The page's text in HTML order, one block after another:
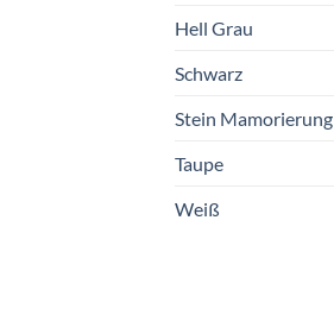
Hell Grau
Schwarz
Stein Mamorierung
Taupe
Weiß